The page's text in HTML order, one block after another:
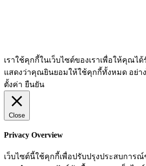
เราใช้คุกกี้ในเว็บไซต์ของเราเพื่อให้คุณ
แสดงว่าคุณยินยอมให้ใช้คุกกี้ทั้งหมด อย่า
ตั้งค่า ยืนยัน
Close
Privacy Overview
เว็บไซต์นี้ใช้คุกกี้เพื่อปรับปรุงประสบการ